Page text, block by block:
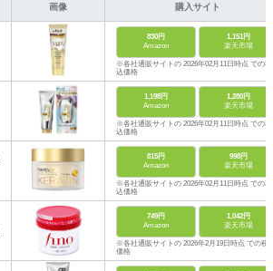
画像 購入サイト
830円
Amazon
1,151円
楽天市場
※各社通販サイトの 2026年02月11日時点 での税
込価格
1,198円
Amazon
1,280円
楽天市場
※各社通販サイトの 2026年02月11日時点 での税
込価格
815円
Amazon
998円
楽天市場
※各社通販サイトの 2026年02月11日時点 での税
込価格
749円
Amazon
1,042円
楽天市場
※各社通販サイトの 2026年2月19日時点 での税
価格